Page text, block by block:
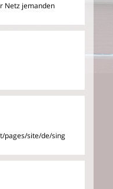
Netz jemanden
pages/site/de/sing